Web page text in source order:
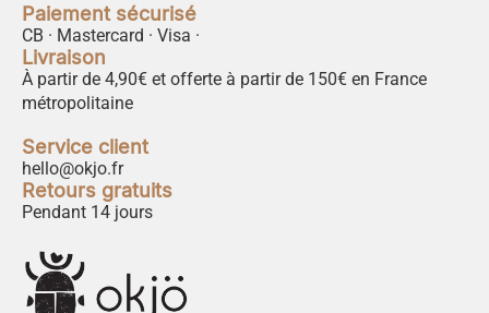
Paiement sécurisé
CB · Mastercard · Visa ·
Livraison
À partir de 4,90€ et offerte à partir de 150€ en France
métropolitaine
Service client
hello@okjo.fr
Retours gratuits
Pendant 14 jours